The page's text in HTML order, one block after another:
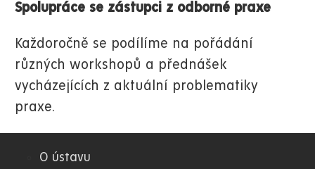
Spolupráce se zástupci z odborné praxe
Každoročně se podílíme na pořádání
různých workshopů a přednášek
vycházejících z aktuální problematiky
praxe.
O ústavu